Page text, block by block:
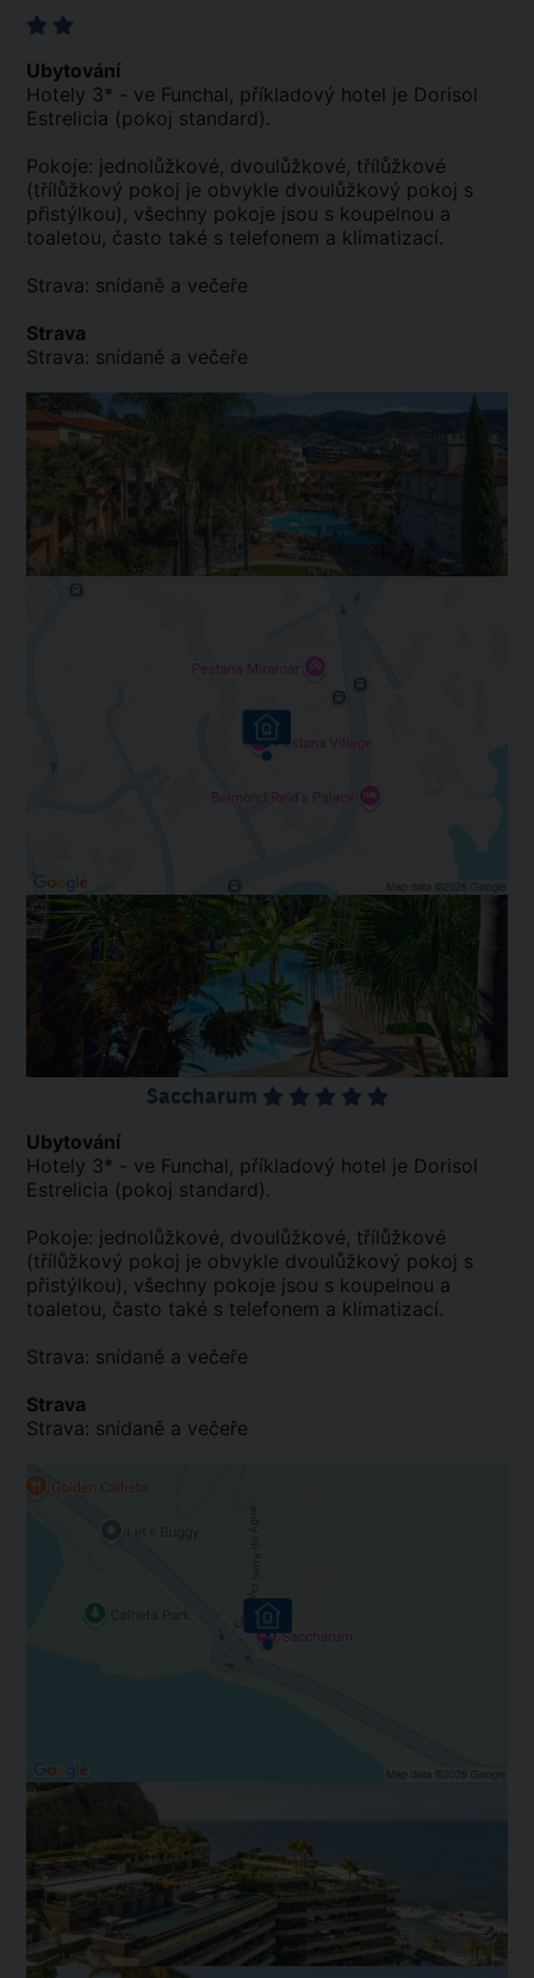
Ubytování
Hotely 3* - ve Funchal, příkladový hotel je Dorisol
Estrelicia (pokoj standard).
Pokoje: jednolůžkové, dvoulůžkové, třílůžkové
(třílůžkový pokoj je obvykle dvoulůžkový pokoj s
přistýlkou), všechny pokoje jsou s koupelnou a
toaletou, často také s telefonem a klimatizací.
Strava: snídaně a večeře
Strava
Strava: snídaně a večeře
Saccharum
Ubytování
Hotely 3* - ve Funchal, příkladový hotel je Dorisol
Estrelicia (pokoj standard).
Pokoje: jednolůžkové, dvoulůžkové, třílůžkové
(třílůžkový pokoj je obvykle dvoulůžkový pokoj s
přistýlkou), všechny pokoje jsou s koupelnou a
toaletou, často také s telefonem a klimatizací.
Strava: snídaně a večeře
Strava
Strava: snídaně a večeře